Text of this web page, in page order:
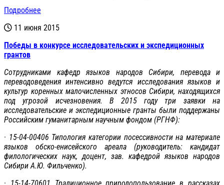
Подробнее
11 июня 2015
Победы в конкурсе исследовательских и экспедиционных
грантов
Сотрудниками кафедр языков народов Сибири, перевода и
переводоведения интенсивно ведутся исследования языков и
культур коренных малочисленных этносов Сибири, находящихся
под угрозой исчезновения. В 2015 году три заявки на
исследовательские и экспедиционные гранты были поддержаны
Российским гуманитарным научным фондом (РГНФ):
· 15-04-00406 Типология категории посессивности на материале
языков обско-енисейского ареала (руководитель: кандидат
филологических наук, доцент, зав. кафедрой языков народов
Сибири А.Ю. Фильченко).
· 15-14-70601 Традиционное природопользование в рассказах